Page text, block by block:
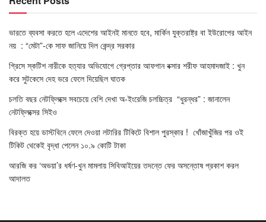
ভারতে ব্যবসা করতে হলে এদেশের আইনই মানতে হবে, মার্কিন যুক্তরাষ্ট্র বা ইউরোপের আইন
নয় : “মেটা”-কে সাফ জানিয়ে দিল কেন্দ্র সরকার
গ্রিসে স্কটিশ নারীকে হত্যার অভিযোগে গ্রেপ্তার আফগান বক্সার শরীফ আহমাদজাই : খুন
করে সুটকেসে দেহ ভরে ফেলে দিয়েছিল ঘাতক
চলতি বছর নেটফ্লিক্সে সবচেয়ে বেশি দেখা অ-ইংরেজি চলচ্চিত্র “ধুরন্ধর” : জানালেন
নেটফ্লিক্সের সিইও
বিরক্ত হয়ে ডাস্টবিনে ফেলে দেওয়া লটারির টিকিটে বিশাল পুরস্কার ! খোঁজাখুঁজির পর ওই
টিকিট থেকেই বৃদ্ধা পেলেন ১০.৯ কোটি টাকা
আরজি কর ‘অভয়া’র ধর্ষণ-খুন মামলায় সিবিআইয়ের তদন্তে ফের অসন্তোষ প্রকাশ করল
আদালত